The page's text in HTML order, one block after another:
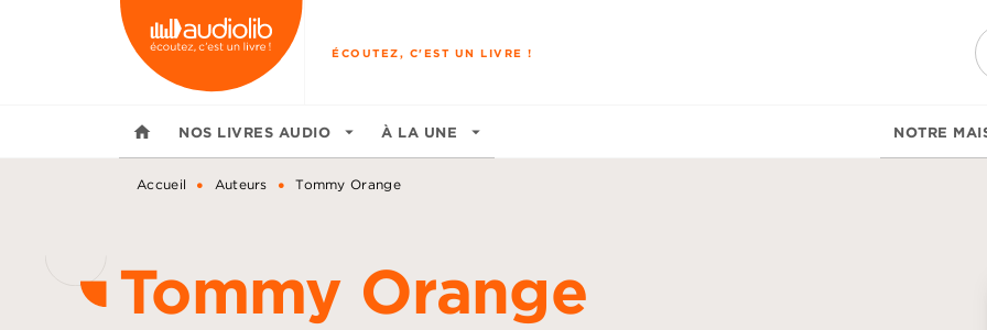
MENU RECHERCHE
ÉCOUTEZ, C'EST UN LIVRE !
home NOS LIVRES AUDIO arrow_drop_down À LA UNE arrow_drop_down NOTRE
Accueil • Auteurs • Tommy Orange
Tommy Orange